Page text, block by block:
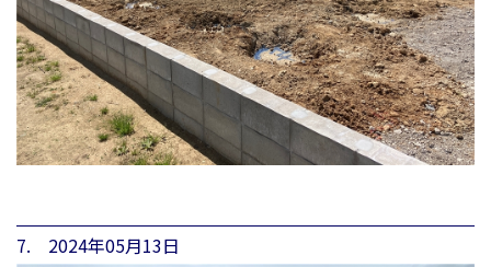
7. 2024年05月13日